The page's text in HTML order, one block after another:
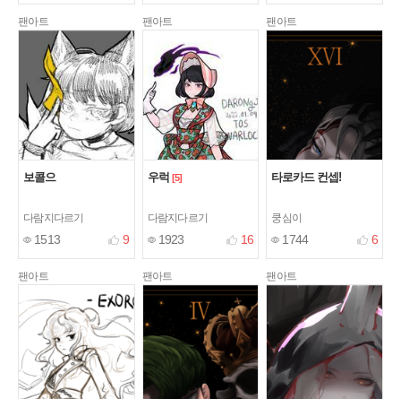
팬아트
보콜으
다람지다르기
1513 9
팬아트
우럭 [5]
다람지다르기
1923 16
팬아트
타로카드 컨셉!
쿵심이
1744 6
팬아트 팬아트 팬아트